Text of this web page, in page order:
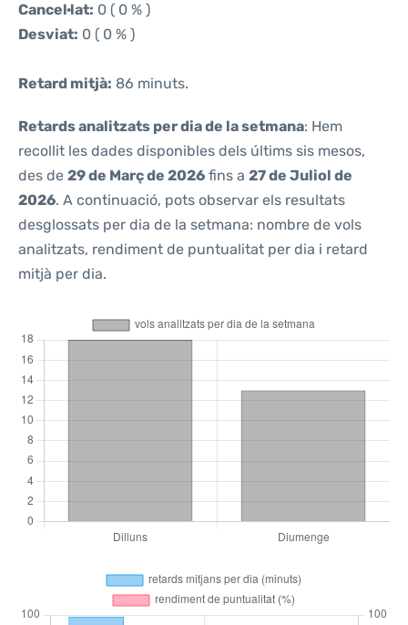
Cancel·lat: 0 ( 0 % )
Desviat: 0 ( 0 % )
Retard mitjà: 86 minuts.
Retards analitzats per dia de la setmana: Hem
recollit les dades disponibles dels últims sis mesos,
des de 29 de Març de 2026 fins a 27 de Juliol de
2026. A continuació, pots observar els resultats
desglossats per dia de la setmana: nombre de vols
analitzats, rendiment de puntualitat per dia i retard
mitjà per dia.